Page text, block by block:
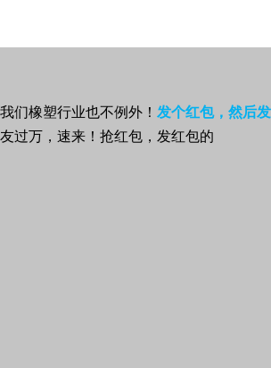
们橡塑行业也不例外！ 发个红包，然后
过万，速来！抢红包，发红包的